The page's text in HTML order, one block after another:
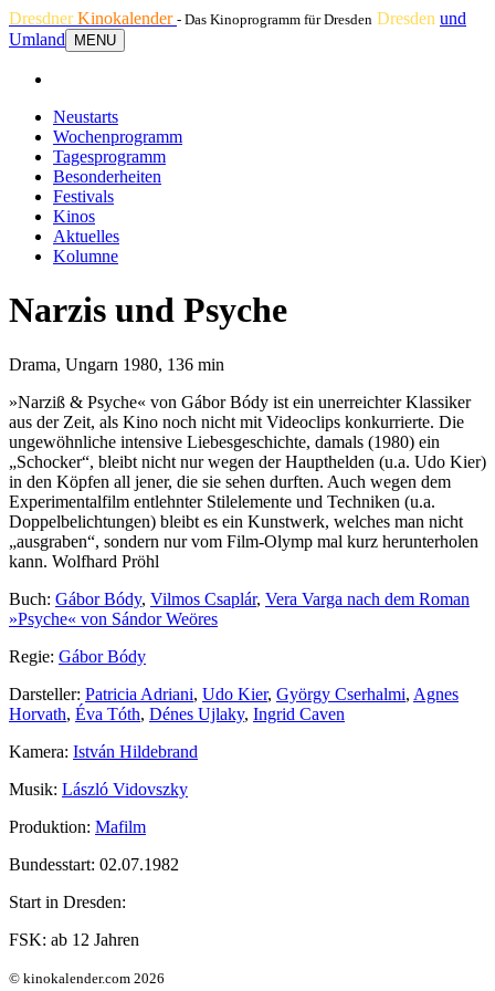
DresdnerKinokalender - Das Kinoprogramm für Dresden Dresden und
Umland
MENU
Neustarts
Wochenprogramm
Tagesprogramm
Besonderheiten
Festivals
Kinos
Aktuelles
Kolumne
Narzis und Psyche
Drama, Ungarn 1980, 136 min
»Narziß & Psyche« von Gábor Bódy ist ein unerreichter Klassiker
aus der Zeit, als Kino noch nicht mit Videoclips konkurrierte. Die
ungewöhnliche intensive Liebesgeschichte, damals (1980) ein
„Schocker“, bleibt nicht nur wegen der Haupthelden (u.a. Udo Kier)
in den Köpfen all jener, die sie sehen durften. Auch wegen dem
Experimentalfilm entlehnter Stilelemente und Techniken (u.a.
Doppelbelichtungen) bleibt es ein Kunstwerk, welches man nicht
„ausgraben“, sondern nur vom Film-Olymp mal kurz herunterholen
kann. Wolfhard Pröhl
Buch: Gábor Bódy, Vilmos Csaplár, Vera Varga nach dem Roman
»Psyche« von Sándor Weöres
Regie: Gábor Bódy
Darsteller: Patricia Adriani, Udo Kier, György Cserhalmi, Agnes
Horvath, Éva Tóth, Dénes Ujlaky, Ingrid Caven
Kamera: István Hildebrand
Musik: László Vidovszky
Produktion: Mafilm
Bundesstart: 02.07.1982
Start in Dresden:
FSK: ab 12 Jahren
© kinokalender.com 2026